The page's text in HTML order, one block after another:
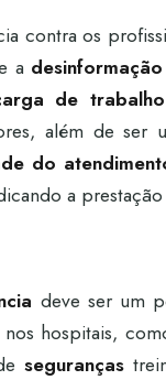
contra os
a desinformação
de trabalho
além de ser
do
a
deve ser um
nos hospitais,
seguranças